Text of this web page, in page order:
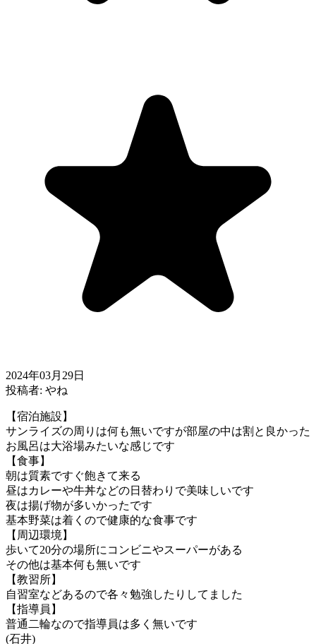
2024年03月29日
投稿者: やね
【宿泊施設】
サンライズの周りは何も無いですが部屋の中は割と良かった
お風呂は大浴場みたいな感じです
【食事】
朝は質素ですぐ飽きて来る
昼はカレーや牛丼などの日替わりで美味しいです
夜は揚げ物が多いかったです
基本野菜は着くので健康的な食事です
【周辺環境】
歩いて20分の場所にコンビニやスーパーがある
その他は基本何も無いです
【教習所】
自習室などあるので各々勉強したりしてました
【指導員】
普通二輪なので指導員は多く無いです
(石井)